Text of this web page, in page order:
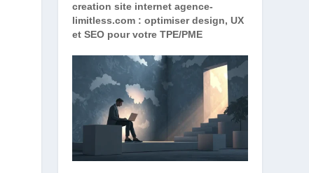
creation site internet agence-
limitless.com : optimiser design, UX
et SEO pour votre TPE/PME